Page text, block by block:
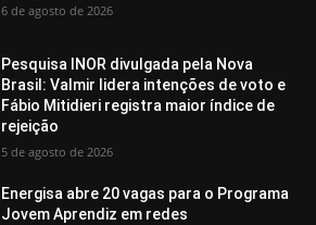
6 de agosto de 2026
Pesquisa INOR divulgada pela Nova
Brasil: Valmir lidera intenções de voto e
Fábio Mitidieri registra maior índice de
rejeição
5 de agosto de 2026
Energisa abre 20 vagas para o Programa
Jovem Aprendiz em redes